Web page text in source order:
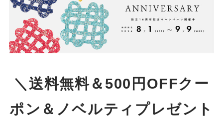
＼送料無料＆500円OFFクー
ポン＆ノベルティプレゼント